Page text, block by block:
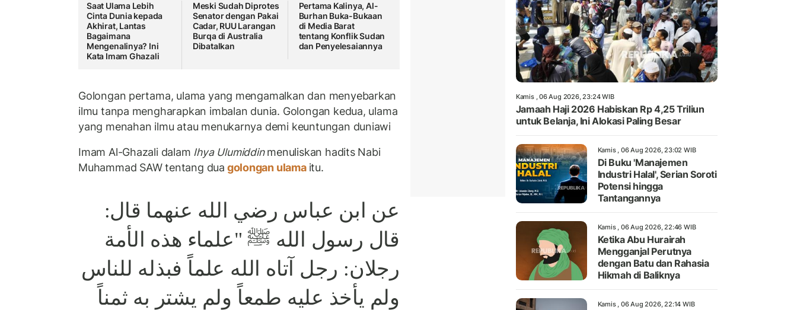
Saat Ulama Lebih
Cinta Dunia kepada
Akhirat, Lantas
Bagaimana
Mengenalinya? Ini
Kata Imam Ghazali
Meski Sudah Diprotes
Senator dengan Pakai
Cadar, RUU Larangan
Burqa di Australia
Dibatalkan
Pertama Kalinya, Al-
Burhan Buka-Bukaan
di Media Barat
tentang Konflik Sudan
dan Penyelesaiannya
Golongan pertama, ulama yang mengamalkan dan menyebarkan
ilmu tanpa mengharapkan imbalan dunia. Golongan kedua, ulama
yang menahan ilmu atau menukarnya demi keuntungan duniawi
Imam Al-Ghazali dalam Ihya Ulumiddinmenuliskan hadits Nabi
Muhammad SAW tentang dua golongan ulama itu.
عن ابن عباس رضي الله عنهما قال:
قال رسول الله ﷺ "علماء هذه الأمة
رجلان: رجل آتاه الله علماً فبذله للناس
ولم يأخذ عليه طمعاً ولم يشتر به ثمناً
Kamis , 06 Aug 2026, 23:24 WIB
Jamaah Haji 2026 Habiskan Rp 4,25 Triliun
untuk Belanja, Ini Alokasi Paling Besar
Kamis , 06 Aug 2026, 23:02 WIB
Di Buku 'Manajemen
Industri Halal', Serian Soroti
Potensi hingga
Tantangannya
Kamis , 06 Aug 2026, 22:46 WIB
Ketika Abu Hurairah
Mengganjal Perutnya
dengan Batu dan Rahasia
Hikmah di Baliknya
Kamis , 06 Aug 2026, 22:14 WIB